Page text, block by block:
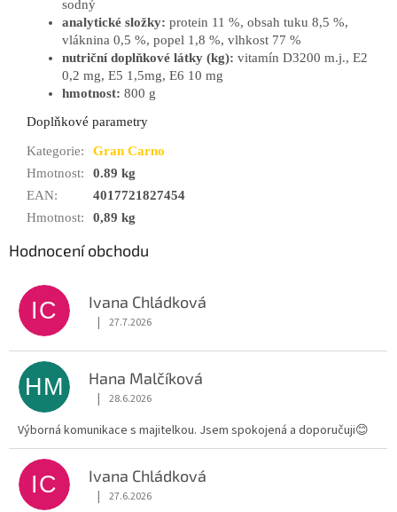
sodný
analytické složky: protein 11 %, obsah tuku 8,5 %,
vláknina 0,5 %, popel 1,8 %, vlhkost 77 %
nutriční doplňkové látky (kg): vitamín D3200 m.j., E2
0,2 mg, E5 1,5mg, E6 10 mg
hmotnost: 800 g
Doplňkové parametry
Kategorie:
Gran Carno
Hmotnost:
0.89 kg
EAN:
4017721827454
Hmotnost: 0,89 kg
Hodnocení obchodu
IC Ivana Chládková
Hodnocení obchodu je 5 z 5 hvězdiček.
| 27.7.2026
HM Hana Malčíková
Hodnocení obchodu je 5 z 5 hvězdiček.
| 28.6.2026
Výborná komunikace s majitelkou. Jsem spokojená a doporučuji😊
IC Ivana Chládková
Hodnocení obchodu je 5 z 5 hvězdiček.
| 27.6.2026